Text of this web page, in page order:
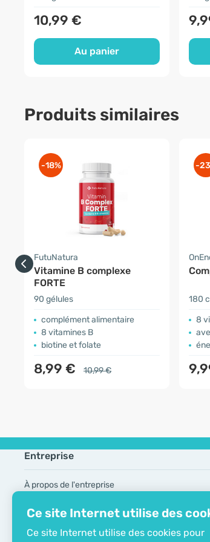
Ce site Internet utilise des
Ce site Internet utilise des cookies pour
10,99 €
Au panier
Produits similaires
-18%
FutuNatura
Vitamine B complexe
FORTE
90 gélules
complément alimentaire
8 vitamines B
biotine et folate
8,99 € 10,99 €
-
180
8
Entreprise
À propos de l'entreprise